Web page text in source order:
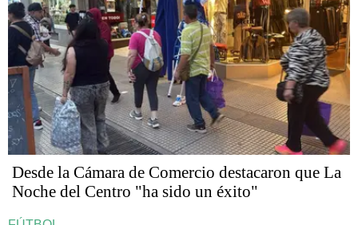
Desde la Cámara de Comercio destacaron que La
Noche del Centro "ha sido un éxito"